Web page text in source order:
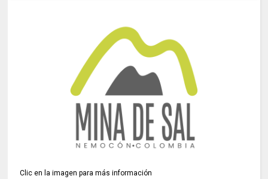
Clic en la imagen para más información